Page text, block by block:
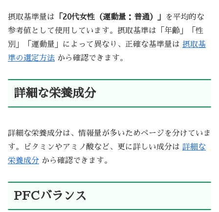
摂取基準量は 「20代女性（運動量：普通）」
を平均的な
参考値として使用しています。摂取基準は「年齢」「性
別」「運動量」によって異なり、正確な基準量は 摂取基
準の選定方法 から確認できます。
詳細な栄養成分
詳細な栄養成分は、情報量が多いためページを分けていま
す。ビタミンやアミノ酸など、更に詳しい成分は 詳細な
栄養成分 から確認できます。
PFCバランス